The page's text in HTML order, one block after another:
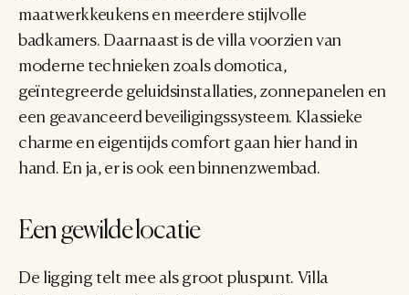
maatwerkkeukens en meerdere stijlvolle
badkamers. Daarnaast is de villa voorzien van
moderne technieken zoals domotica,
geïntegreerde geluidsinstallaties, zonnepanelen en
een geavanceerd beveiligingssysteem. Klassieke
charme en eigentijds comfort gaan hier hand in
hand. En ja, er is ook een binnenzwembad.
Een gewilde locatie
De ligging telt mee als groot pluspunt. Villa